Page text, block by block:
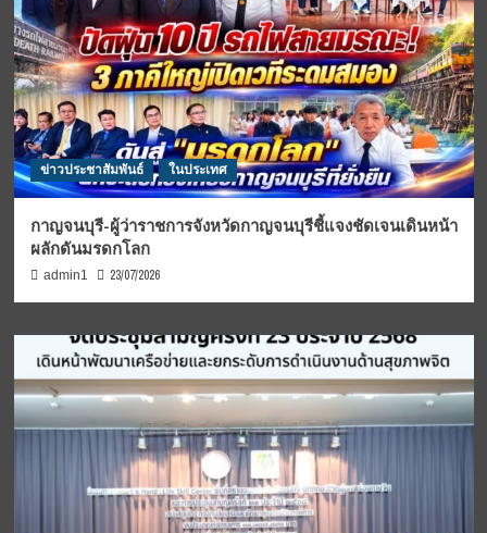
ข่าวประชาสัมพันธ์ ในประเทศ
กาญจนบุรี-ผู้ว่าราชการจังหวัดกาญจนบุรีชี้แจงชัดเจนเดินหน้า
ผลักดันมรดกโลก
admin1 23/07/2026